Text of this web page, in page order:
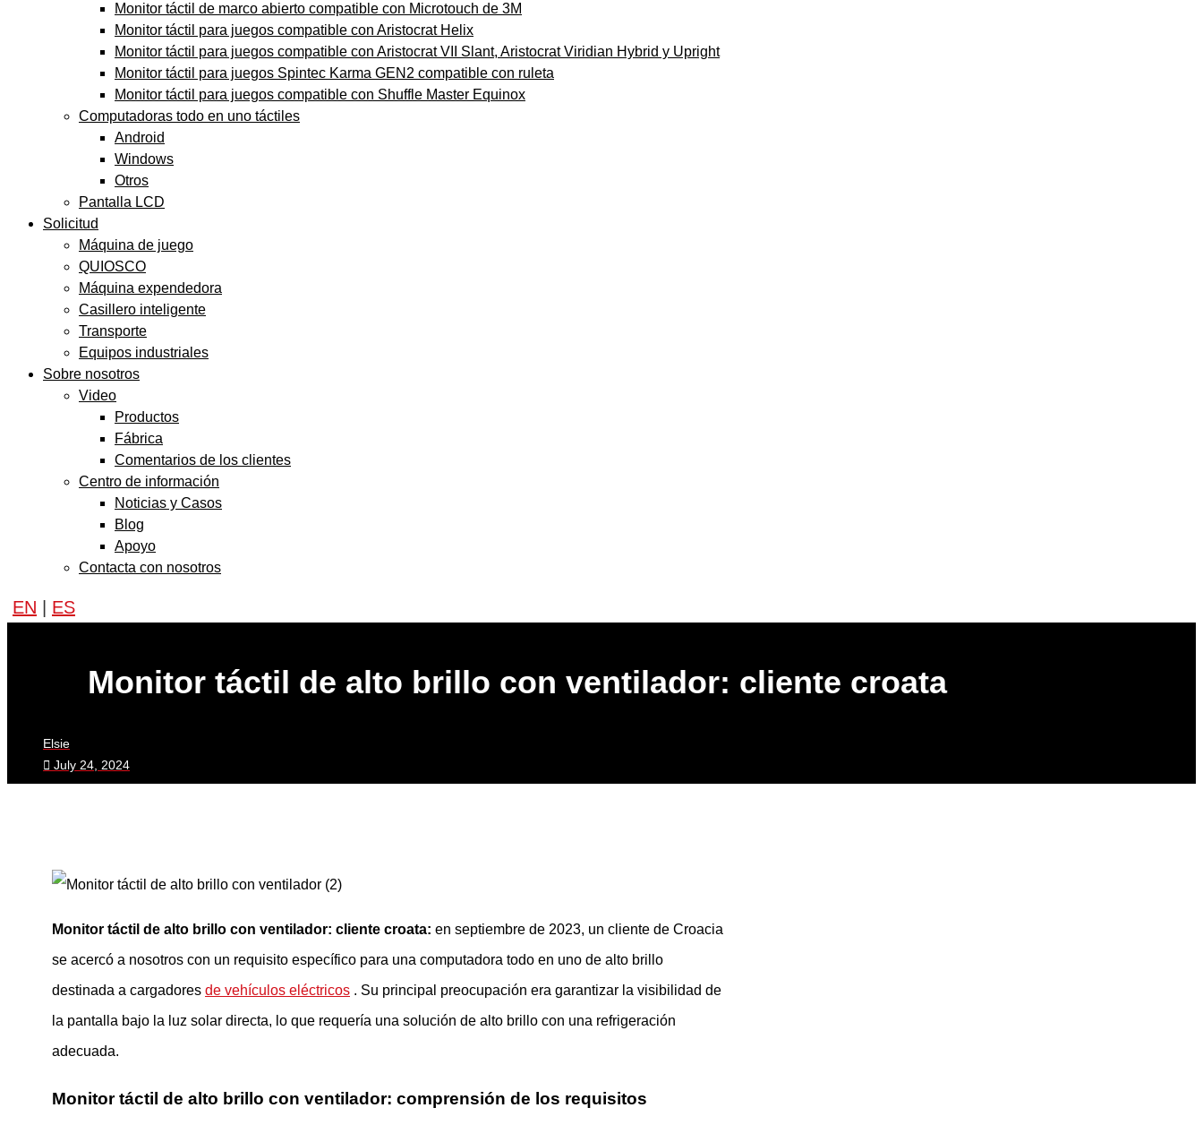
Monitor táctil de marco abierto compatible con Microtouch de 3M
Monitor táctil para juegos compatible con Aristocrat Helix
Monitor táctil para juegos compatible con Aristocrat VII Slant, Aristocrat Viridian Hybrid y Upright
Monitor táctil para juegos Spintec Karma GEN2 compatible con ruleta
Monitor táctil para juegos compatible con Shuffle Master Equinox
Computadoras todo en uno táctiles
Android
Windows
Otros
Pantalla LCD
Solicitud
Máquina de juego
QUIOSCO
Máquina expendedora
Casillero inteligente
Transporte
Equipos industriales
Sobre nosotros
Video
Productos
Fábrica
Comentarios de los clientes
Centro de información
Noticias y Casos
Blog
Apoyo
Contacta con nosotros
EN ES
Monitor táctil de alto brillo con ventilador: cliente croata
Elsie
July 24, 2024
Monitor táctil de alto brillo con ventilador: cliente croata: en septiembre de 2023, un cliente de Croacia
se acercó a nosotros con un requisito específico para una computadora todo en uno de alto brillo
destinada a cargadores de vehículos eléctricos . Su principal preocupación era garantizar la visibilidad de
la pantalla bajo la luz solar directa, lo que requería una solución de alto brillo con una refrigeración
adecuada.
Monitor táctil de alto brillo con ventilador: comprensión de los requisitos